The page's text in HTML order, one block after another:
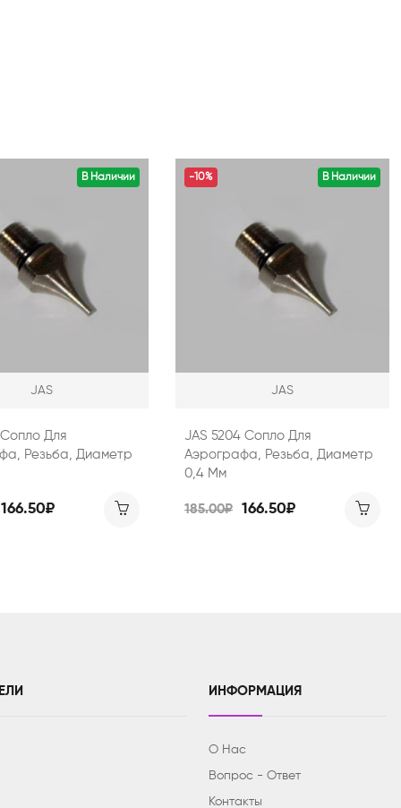
В Наличии
JAS
Сопло Для
Резьба, Диаметр
166.50₽
В Наличии
-10%
JAS
JAS 5204 Сопло Для
Аэрографа, Резьба, Диаметр
0,4 Мм
185.00₽ 166.50₽
ИНФОРМАЦИЯ
О Нас
Вопрос - Ответ
Контакты